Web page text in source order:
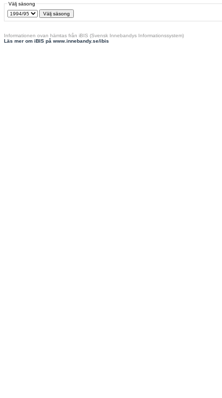
Välj säsong
Informationen ovan hämtas från iBIS (Svensk Innebandys Informationssystem)
Läs mer om iBIS på www.innebandy.se/ibis